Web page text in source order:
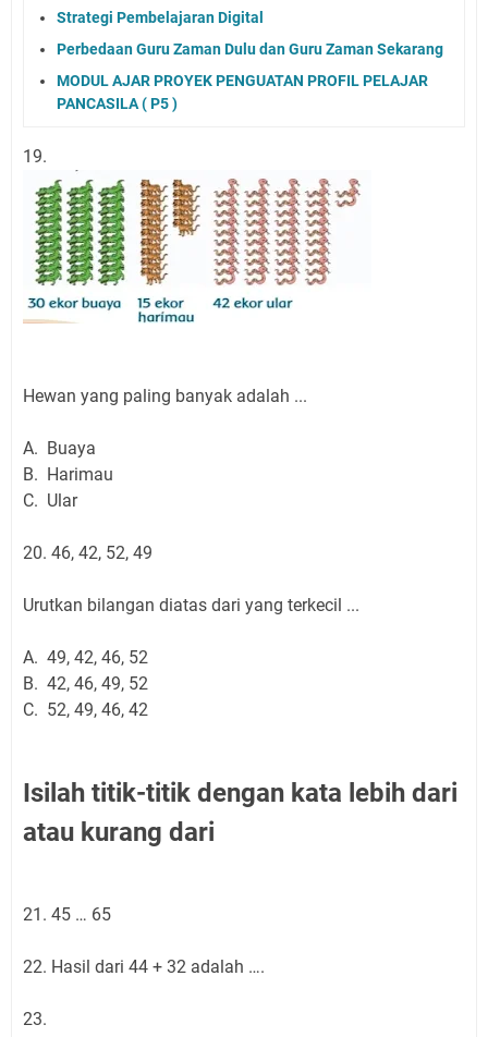
Strategi Pembelajaran Digital
Perbedaan Guru Zaman Dulu dan Guru Zaman Sekarang
MODUL AJAR PROYEK PENGUATAN PROFIL PELAJAR
PANCASILA ( P5 )
19.
Hewan yang paling banyak adalah ...
A. Buaya
B. Harimau
C. Ular
20. 46, 42, 52, 49
Urutkan bilangan diatas dari yang terkecil ...
A. 49, 42, 46, 52
B. 42, 46, 49, 52
C. 52, 49, 46, 42
Isilah titik-titik dengan kata lebih dari
atau kurang dari
21. 45 … 65
22. Hasil dari 44 + 32 adalah ….
23.